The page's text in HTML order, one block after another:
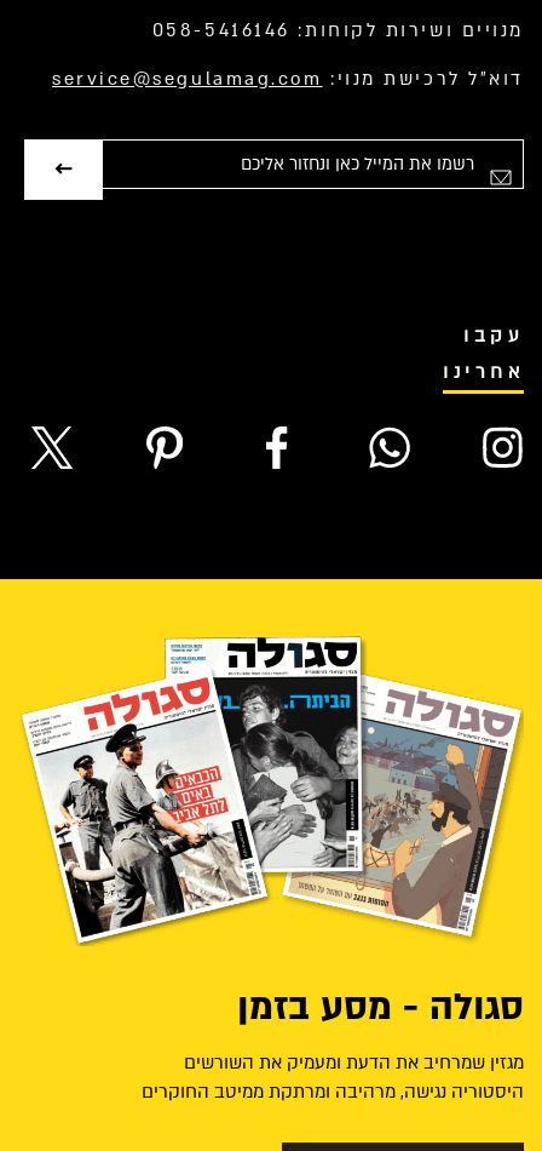
מנויים ושירות לקוחות: 058-5416146
דוא”ל לרכישת מנוי: service@segulamag.com
עקבו
אחרינו
סגולה - מסע בזמן
מגזין שמרחיב את הדעת ומעמיק את השורשים
היסטוריה נגישה, מרהיבה ומרתקת ממיטב החוקרים